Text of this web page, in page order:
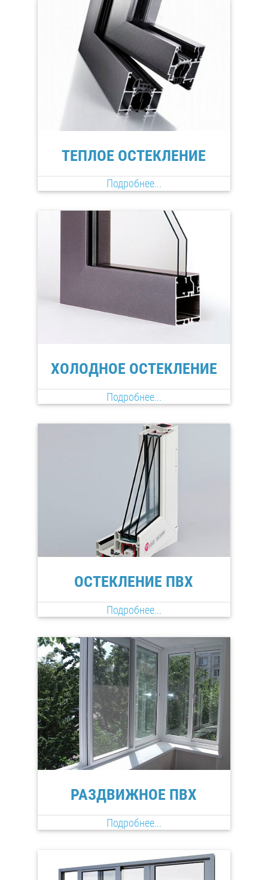
ТЕПЛОЕ ОСТЕКЛЕНИЕ
Подробнее...
ХОЛОДНОЕ ОСТЕКЛЕНИЕ
Подробнее...
ОСТЕКЛЕНИЕ ПВХ
Подробнее...
РАЗДВИЖНОЕ ПВХ
Подробнее...